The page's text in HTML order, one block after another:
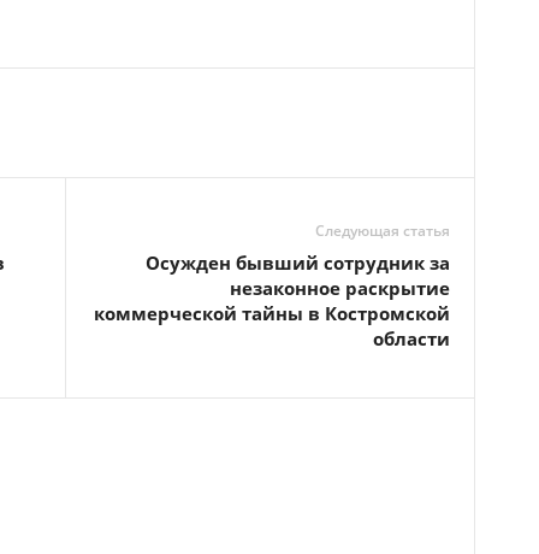
Следующая статья
Осужден бывший сотрудник за
незаконное раскрытие
коммерческой тайны в Костромской
области